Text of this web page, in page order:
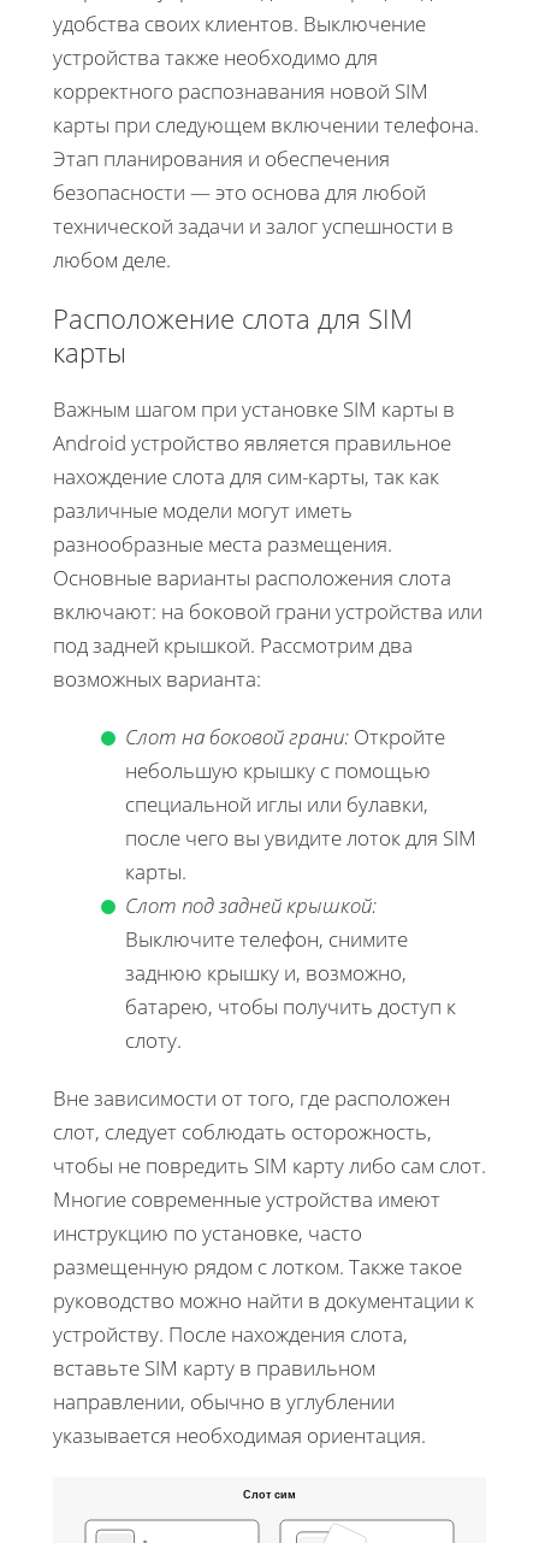
удобства своих клиентов. Выключение
устройства также необходимо для
корректного распознавания новой SIM
карты при следующем включении телефона.
Этап планирования и обеспечения
безопасности — это основа для любой
технической задачи и залог успешности в
любом деле.
Расположение слота для SIM
карты
Важным шагом при установке SIM карты в
Android устройство является правильное
нахождение слота для сим-карты, так как
различные модели могут иметь
разнообразные места размещения.
Основные варианты расположения слота
включают: на боковой грани устройства или
под задней крышкой. Рассмотрим два
возможных варианта:
Слот на боковой грани: Откройте
небольшую крышку с помощью
специальной иглы или булавки,
после чего вы увидите лоток для SIM
карты.
Слот под задней крышкой:
Выключите телефон, снимите
заднюю крышку и, возможно,
батарею, чтобы получить доступ к
слоту.
Вне зависимости от того, где расположен
слот, следует соблюдать осторожность,
чтобы не повредить SIM карту либо сам слот.
Многие современные устройства имеют
инструкцию по установке, часто
размещенную рядом с лотком. Также такое
руководство можно найти в документации к
устройству. После нахождения слота,
вставьте SIM карту в правильном
направлении, обычно в углублении
указывается необходимая ориентация.
Слот сим